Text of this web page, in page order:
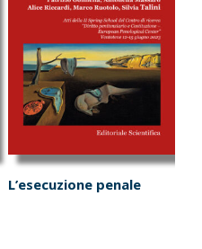
L’esecuzione penale